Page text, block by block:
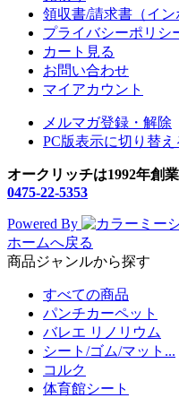
領収書/請求書（イン
プライバシーポリシ
カート見る
お問い合わせ
マイアカウント
メルマガ登録・解除
PC版表示に切り替え
オークリッチは1992年創
0475-22-5353
Powered By
ホームへ戻る
商品ジャンルから探す
すべての商品
パンチカーペット
バレエ リノリウム
シート/ゴム/マット...
コルク
体育館シート